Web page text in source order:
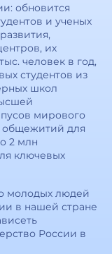
обновится
и ученых
их
человек в год,
студентов из
школ
мирового
общежитий для
2 млн
ключевых
молодых людей
в нашей стране
России в